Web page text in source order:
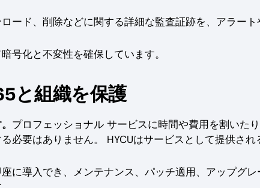
ード、削除などに関する詳細な監査証跡を、アラー
号化と不変性を確保しています。
と組織を保護
プロフェッショナル サービスに時間や費用を割いた
必要はありません。 HYCUはサービスとして提供さ
に導入でき、メンテナンス、パッチ適用、アップグ